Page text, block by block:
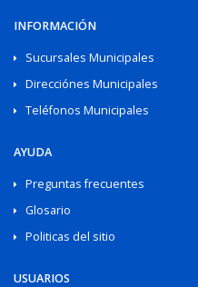
INFORMACIÓN
Sucursales Municipales
Direcciónes Municipales
Teléfonos Municipales
AYUDA
Preguntas frecuentes
Glosario
Politicas del sitio
USUARIOS